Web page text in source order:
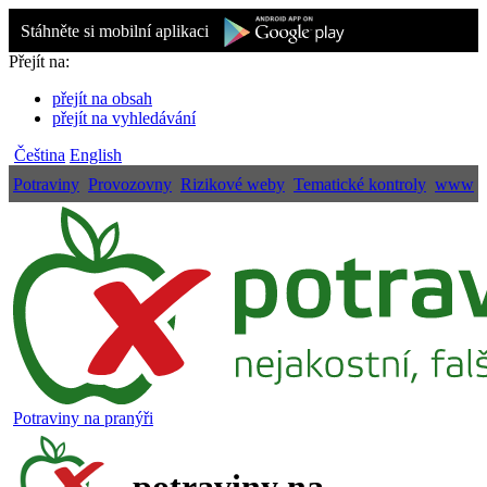
Stáhněte si mobilní aplikaci
Přejít na:
přejít na obsah
přejít na vyhledávání
Čeština English
Potraviny Provozovny Rizikové weby Tematické kontroly www
Potraviny na pranýři